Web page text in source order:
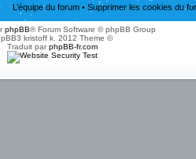
L’équipe du forum • Supprimer les cookies du
phpBB® Forum Software © phpBB Group
kristoff k. 2012 Theme ©
Traduit parphpBB-fr.com